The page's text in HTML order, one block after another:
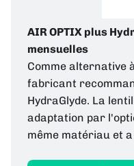
AIR OPTIX plus
mensuelles
Comme alternative
fabricant
HydraGlyde. La
adaptation par
même matériau et